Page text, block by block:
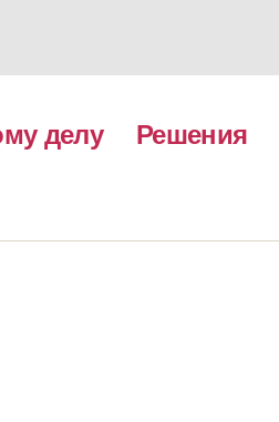
делу Решения